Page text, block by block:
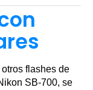
flashes de
SB-700, se